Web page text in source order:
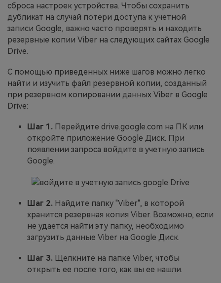
сброса настроек устройства. Чтобы сохранить
дубликат на случай потери доступа к учетной
записи Google, важно часто проверять и находить
резервные копии Viber на следующих сайтах Google
Drive.
С помощью приведенных ниже шагов можно легко
найти и изучить файл резервной копии, созданный
при резервном копировании данных Viber в Google
Drive:
Шаг 1. Перейдите drive.google.com на ПК или
откройте приложение Google Диск. При
появлении запроса войдите в учетную запись
Google.
Шаг 2. Найдите папку "Viber", в которой
хранится резервная копия Viber. Возможно, если
не удается найти эту папку, необходимо
загрузить данные Viber на Google Диск.
Шаг 3. Щелкните на папке Viber, чтобы
открыть ее после того, как вы ее нашли.